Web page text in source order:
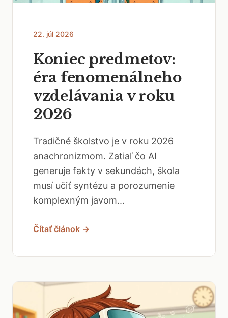
22. júl 2026
Koniec predmetov:
éra fenomenálneho
vzdelávania v roku
2026
Tradičné školstvo je v roku 2026
anachronizmom. Zatiaľ čo AI
generuje fakty v sekundách, škola
musí učiť syntézu a porozumenie
komplexným javom...
Čítať článok →